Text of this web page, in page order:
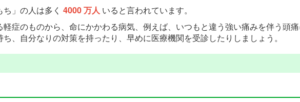
」の人は多く 4000 万人 いると言われています。
症のものから、命にかかわる病気、例えば、いつもと違う強い痛みを伴う頭
、自分なりの対策を持ったり、早めに医療機関を受診したりしましょう。